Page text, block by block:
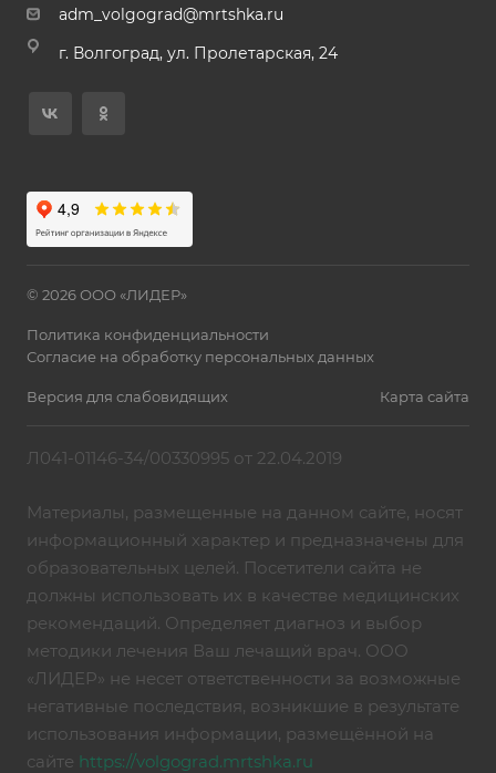
adm_volgograd@mrtshka.ru
г. Волгоград, ул. Пролетарская, 24
© 2026 ООО «ЛИДЕР»
Политика конфиденциальности
Согласие на обработку персональных данных
Версия для слабовидящих Карта сайта
Л041-01146-34/00330995 от 22.04.2019
Материалы, размещенные на данном сайте, носят
информационный характер и предназначены для
образовательных целей. Посетители сайта не
должны использовать их в качестве медицинских
рекомендаций. Определяет диагноз и выбор
методики лечения Ваш лечащий врач. ООО
«ЛИДЕР» не несет ответственности за возможные
негативные последствия, возникшие в результате
использования информации, размещённой на
сайте https://volgograd.mrtshka.ru